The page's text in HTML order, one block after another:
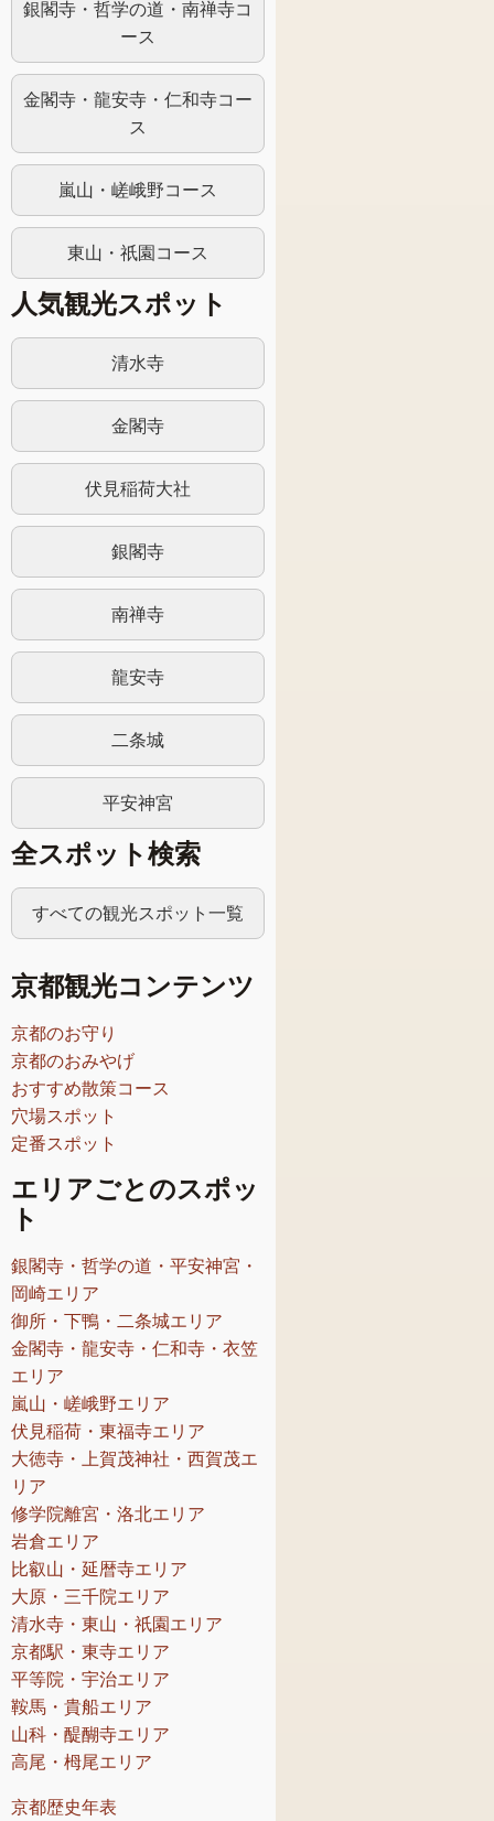
銀閣寺・哲学の道・南禅寺コ
ース
金閣寺・龍安寺・仁和寺コー
ス
嵐山・嵯峨野コース
東山・祇園コース
人気観光スポット
清水寺
金閣寺
伏見稲荷大社
銀閣寺
南禅寺
龍安寺
二条城
平安神宮
全スポット検索
すべての観光スポット一覧
京都観光コンテンツ
京都のお守り
京都のおみやげ
おすすめ散策コース
穴場スポット
定番スポット
エリアごとのスポッ
ト
銀閣寺・哲学の道・平安神宮・
岡崎エリア
御所・下鴨・二条城エリア
金閣寺・龍安寺・仁和寺・衣笠
エリア
嵐山・嵯峨野エリア
伏見稲荷・東福寺エリア
大徳寺・上賀茂神社・西賀茂エ
リア
修学院離宮・洛北エリア
岩倉エリア
比叡山・延暦寺エリア
大原・三千院エリア
清水寺・東山・祇園エリア
京都駅・東寺エリア
平等院・宇治エリア
鞍馬・貴船エリア
山科・醍醐寺エリア
高尾・栂尾エリア
京都歴史年表